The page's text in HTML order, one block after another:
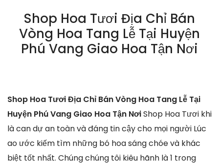
Shop Hoa Tươi Địa Chỉ Bán
Vòng Hoa Tang Lễ Tại Huyện
Phú Vang Giao Hoa Tận Nơi
Shop Hoa Tươi Địa Chỉ Bán Vòng Hoa Tang Lễ Tại
Huyện Phú Vang Giao Hoa Tận NơiShop Hoa Tươi khi
là can dự an toàn và đáng tin cậy cho mọi người Lúc
ao ước kiếm tìm những bó hoa sáng chóe và khác
biệt tốt nhất. Chúng chúng tôi kiêu hãnh là 1 trong